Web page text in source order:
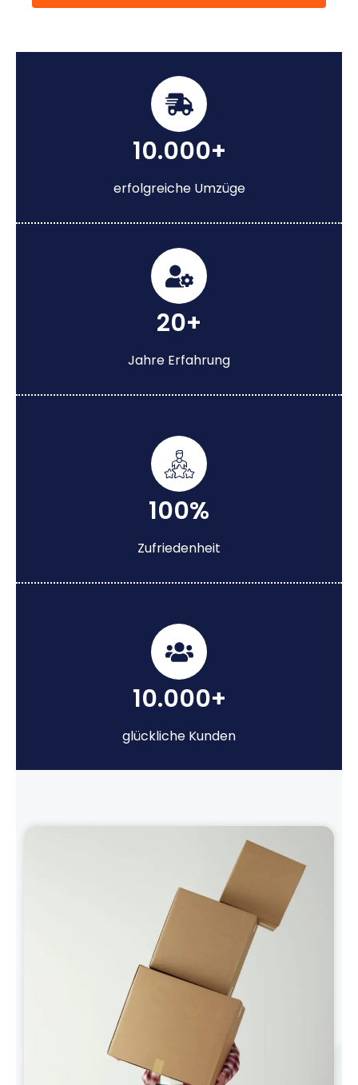
10.000+
erfolgreiche Umzüge
20+
Jahre Erfahrung
100%
Zufriedenheit
10.000+
glückliche Kunden